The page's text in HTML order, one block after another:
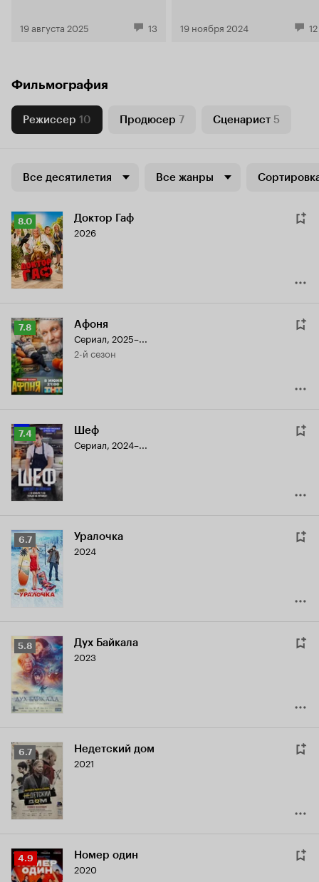
Фонда кино
19 августа 2025 13 19 ноября 2024 12
Фильмография
Режиссер 10 Продюсер 7 Сценарист 5
Все десятилетия Все жанры
Рейтинг
Кинопоиска
8.0
8.0 Доктор Гаф
2026
Рейтинг
Кинопоиска
7.8
7.8 Афоня
Сериал, 2025–...
2-й сезон
Рейтинг
Кинопоиска
7.4
7.4 Шеф
Сериал, 2024–...
Рейтинг
Кинопоиска
6.7
6.7 Уралочка
2024
Рейтинг
Кинопоиска
5.8
5.8 Дух Байкала
2023
Рейтинг
Кинопоиска
6.7
6.7 Недетский дом
2021
Рейтинг
Кинопоиска
4.9 Номер один
2020